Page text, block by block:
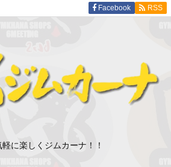
軽に楽しくジムカーナ！！
Facebook RSS